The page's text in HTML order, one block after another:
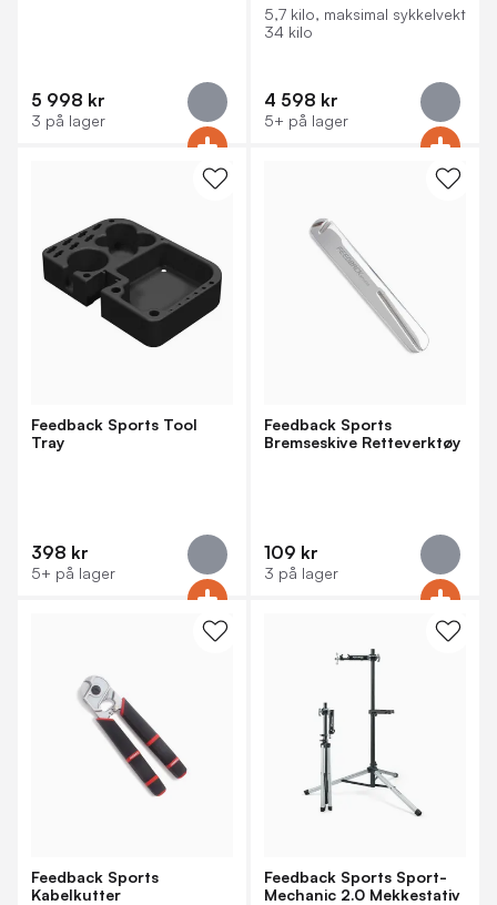
5 998 kr
3 på lager
5,7 kilo, maksimal sykkelvekt
34 kilo
4 598 kr
5+ på lager
Feedback Sports Tool
Tray
398 kr
5+ på lager
Feedback Sports
Bremseskive Retteverktøy
109 kr
3 på lager
Feedback Sports
Kabelkutter
Feedback Sports Sport-
Mechanic 2.0 Mekkestativ